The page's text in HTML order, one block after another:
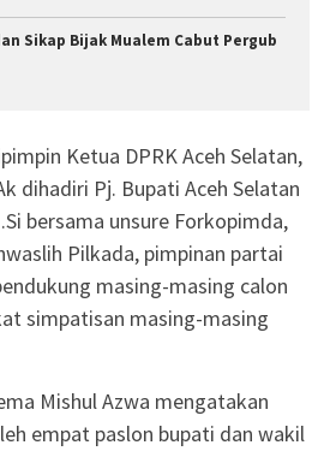
Sikap Bijak Mualem Cabut Pergub
Ketua DPRK Aceh Selatan,
dihadiri Pj. Bupati Aceh Selatan
bersama unsure Forkopimda,
Pilkada, pimpinan partai
masing-masing calon
simpatisan masing-masing
Mishul Azwa mengatakan
empat paslon bupati dan wakil